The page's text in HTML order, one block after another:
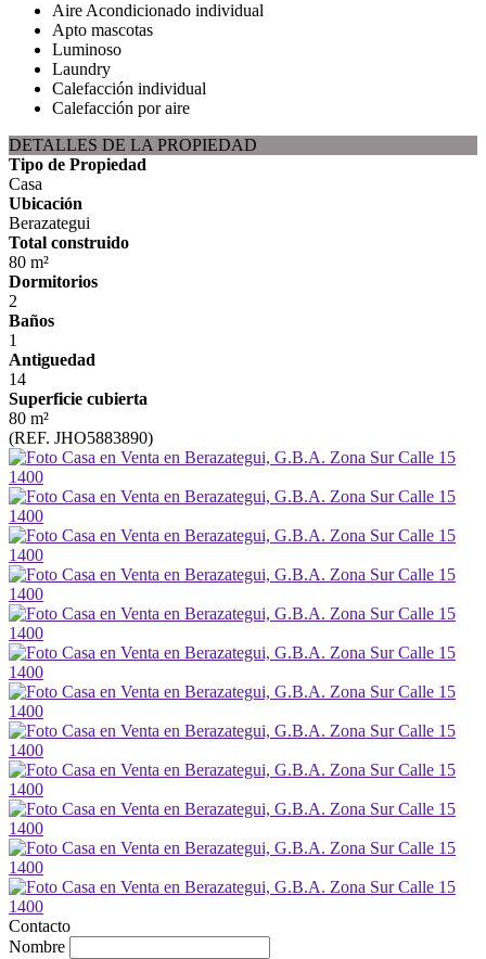
Aire Acondicionado individual
Apto mascotas
Luminoso
Laundry
Calefacción individual
Calefacción por aire
DETALLES DE LA PROPIEDAD
Tipo de Propiedad
Casa
Ubicación
Berazategui
Total construido
80 m²
Dormitorios
2
Baños
1
Antiguedad
14
Superficie cubierta
80 m²
(REF. JHO5883890)
Contacto
Nombre